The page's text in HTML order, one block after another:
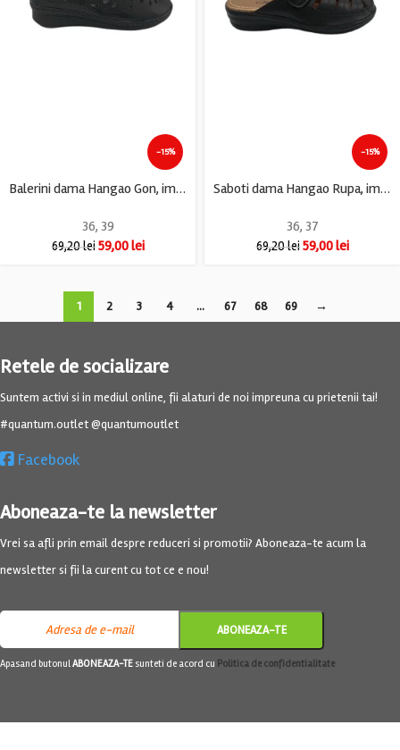
-15%
Balerini dama Hangao Gon, imitatie de piele, negru
36, 39
69,20lei 59,00lei
-15%
Saboti dama Hangao Rupa, imitatie de piele, negru
36, 37
69,20lei 59,00lei
1 2 3 4 … 67 68 69 →
Retele de socializare
Suntem activi si in mediul online, fii alaturi de noi impreuna cu prietenii tai!
#quantum.outlet @quantumoutlet
Facebook
Aboneaza-te la newsletter
Vrei sa afli prin email despre reduceri si promotii? Aboneaza-te acum la
newsletter si fii la curent cu tot ce e nou!
Apasand butonulABONEAZA-TE sunteti de acord cu Politica de confidentialitate